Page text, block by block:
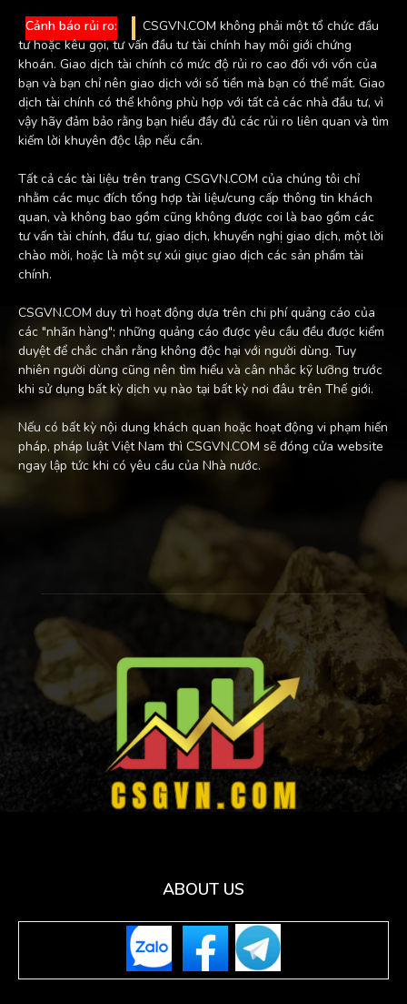
Cảnh báo rủi ro:
CSGVN.COM không phải một tổ chức đầu
tư hoặc kêu gọi, tư vấn đầu tư tài chính hay môi giới chứng
khoán. Giao dịch tài chính có mức độ rủi ro cao đối với vốn của
bạn và bạn chỉ nên giao dịch với số tiền mà bạn có thể mất. Giao
dịch tài chính có thể không phù hợp với tất cả các nhà đầu tư, vì
vậy hãy đảm bảo rằng bạn hiểu đầy đủ các rủi ro liên quan và tìm
kiếm lời khuyên độc lập nếu cần.
Tất cả các tài liệu trên trang CSGVN.COM của chúng tôi chỉ
nhằm các mục đích tổng hợp tài liệu/cung cấp thông tin khách
quan, và không bao gồm cũng không được coi là bao gồm các
tư vấn tài chính, đầu tư, giao dịch, khuyến nghị giao dịch, một lời
chào mời, hoặc là một sự xúi giục giao dịch các sản phẩm tài
chính.
CSGVN.COM duy trì hoạt động dựa trên chi phí quảng cáo của
các "nhãn hàng"; những quảng cáo được yêu cầu đều được kiểm
duyệt để chắc chắn rằng không độc hại với người dùng. Tuy
nhiên người dùng cũng nên tìm hiểu và cân nhắc kỹ lưỡng trước
khi sử dụng bất kỳ dịch vụ nào tại bất kỳ nơi đâu trên Thế giới.
Nếu có bất kỳ nội dung khách quan hoặc hoạt động vi phạm hiến
pháp, pháp luật Việt Nam thì CSGVN.COM sẽ đóng cửa website
ngay lập tức khi có yêu cầu của Nhà nước.
ABOUT US